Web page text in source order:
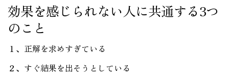
効果を感じられない人に共通する3つ
のこと
１、正解を求めすぎている
２、すぐ結果を出そうとしている